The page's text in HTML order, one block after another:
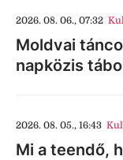
2026. 08. 06., 07:32
Moldvai
napközis
2026. 08. 05., 16:43
Mi a teendő,